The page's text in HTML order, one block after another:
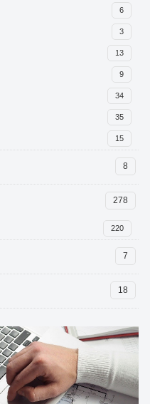
6
3
13
9
34
35
15
8
278
220
7
18